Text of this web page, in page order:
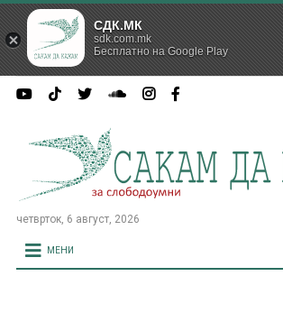
четврток, 6 август, 2026
МЕНИ
СДК.МК
sdk.com.mk
Бесплатно на Google Play